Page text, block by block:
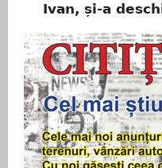
Ivan, și-a